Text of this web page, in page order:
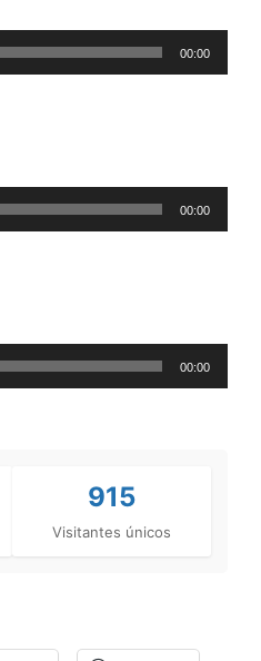
00:00
00:00
00:00
915
Visitantes únicos